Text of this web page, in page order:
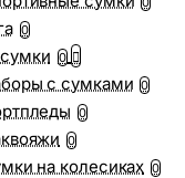
0
0
с сумками 0
0
0
на колесиках 0